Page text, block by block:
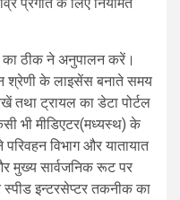
का ठीक ने अनुपालन करें।
श्रेणी के लाइसेंस बनाते समय
तथा ट्रायल का डेटा पोर्टल
भी मीडिएटर(मध्यस्थ) के
विभाग और यातायात
मुख्य सार्वजनिक रूट पर
स्पीड इन्टरसेप्टर तकनीक का